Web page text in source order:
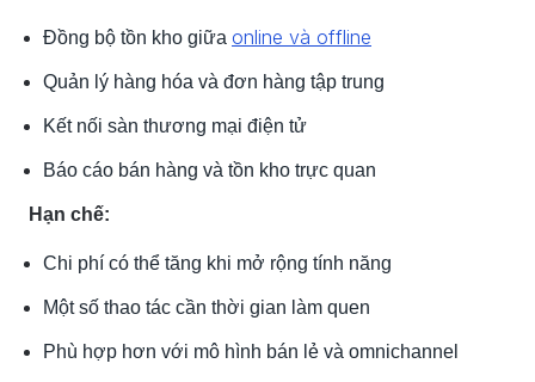
Đồng bộ tồn kho giữa online và offline
Quản lý hàng hóa và đơn hàng tập trung
Kết nối sàn thương mại điện tử
Báo cáo bán hàng và tồn kho trực quan
Hạn chế:
Chi phí có thể tăng khi mở rộng tính năng
Một số thao tác cần thời gian làm quen
Phù hợp hơn với mô hình bán lẻ và omnichannel